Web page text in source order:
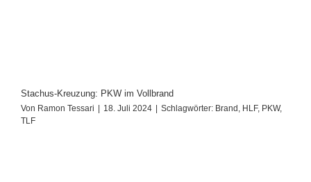
Stachus-Kreuzung: PKW im Vollbrand
Von Ramon Tessari 18. Juli 2024 Schlagwörter: Brand , HLF, PKW,
TLF